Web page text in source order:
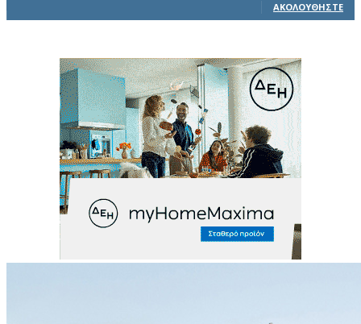
ΑΚΟΛΟΥΘΉΣΤΕ